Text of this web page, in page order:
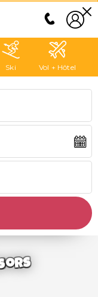
Ski Vol + Hôtel